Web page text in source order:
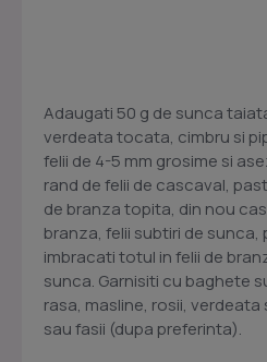
Adaugati 50 g de sunca
verdeata tocata, cimbru si
felii de 4-5 mm grosime si
rand de felii de cascaval,
de branza topita, din nou
branza, felii subtiri de
imbracati totul in felii de
sunca. Garnisiti cu baghete
rasa, masline, rosii, verdeata
sau fasii (dupa preferinta).